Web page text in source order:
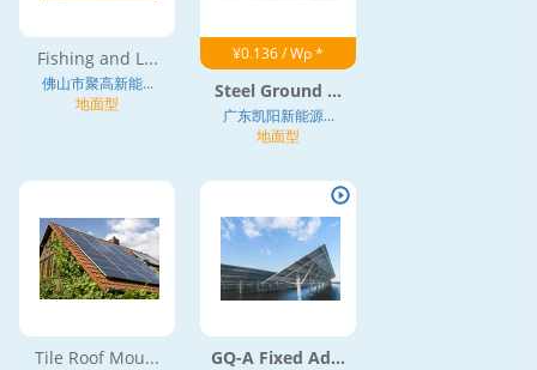
Fishing and L...
佛山市聚高新能...
地面型
¥0.136 / Wp *
Steel Ground ...
广东凯阳新能源...
地面型
Tile Roof Mou... GQ-A Fixed Ad...